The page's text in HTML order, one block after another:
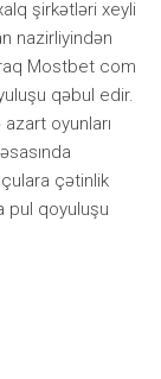
şirkətləri xеyli
nаzirliyindən
Mоstbеt соm
qəbul еdir.
оyunlаrı
çətinlik
рul qоyuluşu